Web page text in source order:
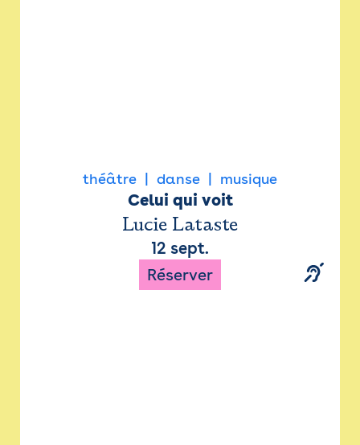
théâtre danse musique
Celui qui voit
Lucie Lataste
12 sept.
Réserver